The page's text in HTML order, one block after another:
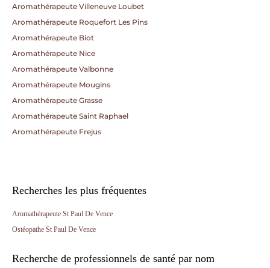
Aromathérapeute Villeneuve Loubet
Aromathérapeute Roquefort Les Pins
Aromathérapeute Biot
Aromathérapeute Nice
Aromathérapeute Valbonne
Aromathérapeute Mougins
Aromathérapeute Grasse
Aromathérapeute Saint Raphael
Aromathérapeute Frejus
Recherches les plus fréquentes
Aromathérapeute St Paul De Vence
Ostéopathe St Paul De Vence
Recherche de professionnels de santé par nom